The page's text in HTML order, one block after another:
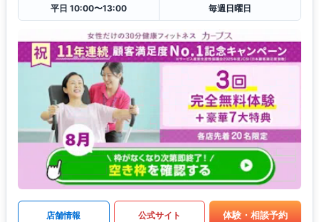
平日 10:00〜13:00 毎週日曜日
店舗情報 公式サイト 体験・相談予約